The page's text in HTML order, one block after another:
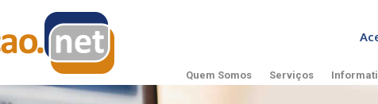
Quem Somos Serviços